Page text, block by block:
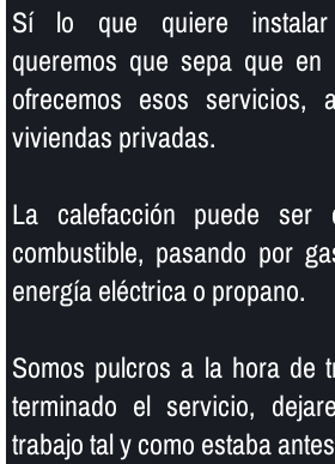
Sí­ lo que quiere instalar
queremos que sepa que en
ofrecemos esos servicios,
viviendas privadas.
La calefacción puede
combustible, pasando por
energí­a eléctrica o propano.
Somos pulcros a la hora de
terminado el servicio,
trabajo tal y como estaba